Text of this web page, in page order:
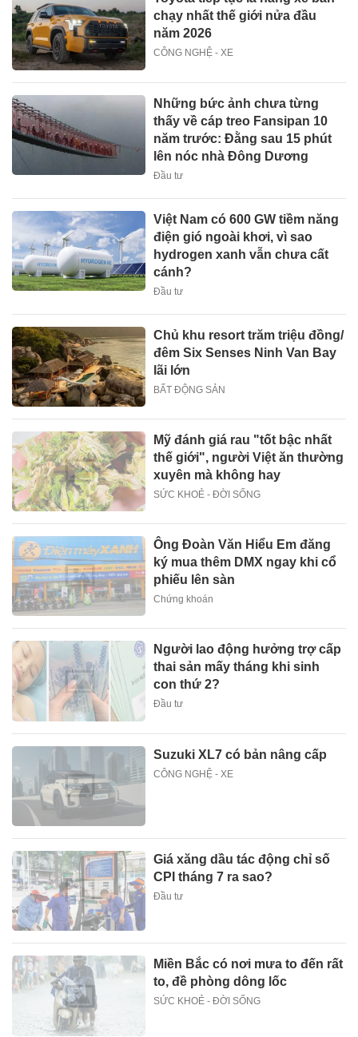
chạy nhất thế giới nửa đầu
năm 2026
CÔNG NGHỆ - XE
Những bức ảnh chưa từng
thấy về cáp treo Fansipan 10
năm trước: Đằng sau 15 phút
lên nóc nhà Đông Dương
Đầu tư
Việt Nam có 600 GW tiềm năng
điện gió ngoài khơi, vì sao
hydrogen xanh vẫn chưa cất
cánh?
Đầu tư
Chủ khu resort trăm triệu đồng/
đêm Six Senses Ninh Van Bay
lãi lớn
BẤT ĐỘNG SẢN
Mỹ đánh giá rau "tốt bậc nhất
thế giới", người Việt ăn thường
xuyên mà không hay
SỨC KHOẺ - ĐỜI SỐNG
Ông Đoàn Văn Hiểu Em đăng
ký mua thêm DMX ngay khi cổ
phiếu lên sàn
Chứng khoán
Người lao động hưởng trợ cấp
thai sản mấy tháng khi sinh
con thứ 2?
Đầu tư
Suzuki XL7 có bản nâng cấp
CÔNG NGHỆ - XE
Giá xăng dầu tác động chỉ số
CPI tháng 7 ra sao?
Đầu tư
Miền Bắc có nơi mưa to đến rất
to, đề phòng dông lốc
SỨC KHOẺ - ĐỜI SỐNG